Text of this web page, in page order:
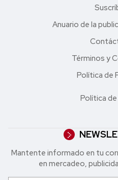
Anuario de la
Términos y
Política de
Política
Mantente informado en tu
en mercadeo,